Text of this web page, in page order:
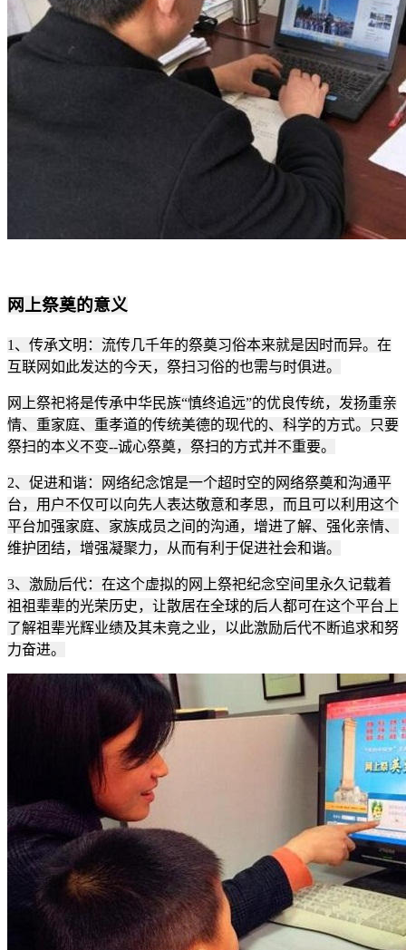
网上祭奠的意义
1、传承文明：流传几千年的祭奠习俗本来就是因时而异。在
互联网如此发达的今天，祭扫习俗的也需与时俱进。
网上祭祀将是传承中华民族“慎终追远”的优良传统，发扬重亲
情、重家庭、重孝道的传统美德的现代的、科学的方式。只要
祭扫的本义不变--诚心祭奠，祭扫的方式并不重要。
2、促进和谐：网络纪念馆是一个超时空的网络祭奠和沟通平
台，用户不仅可以向先人表达敬意和孝思，而且可以利用这个
平台加强家庭、家族成员之间的沟通，增进了解、强化亲情、
维护团结，增强凝聚力，从而有利于促进社会和谐。
3、激励后代：在这个虚拟的网上祭祀纪念空间里永久记载着
祖祖辈辈的光荣历史，让散居在全球的后人都可在这个平台上
了解祖辈光辉业绩及其未竟之业，以此激励后代不断追求和努
力奋进。